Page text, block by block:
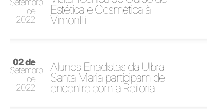
de
2022
Estética e Cosmética à
Vimontti
02 de
Setembro
de
2022
Alunos Enadistas da Ulbra
Santa Maria participam de
encontro com a Reitoria